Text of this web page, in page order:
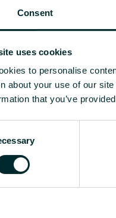
Consent
uses cookies
to personalise
about your use of our
that you’ve